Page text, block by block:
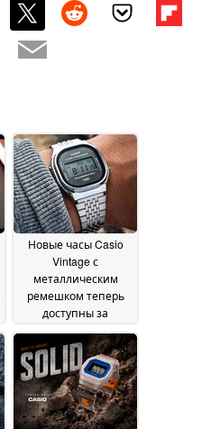
Новые часы Casio
Vintage с
металлическим
ремешком теперь
доступны за
23 May 2026